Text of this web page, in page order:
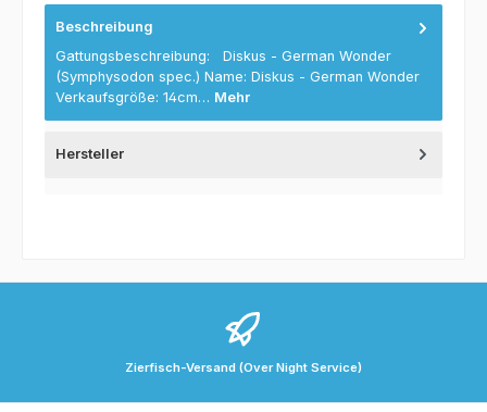
Beschreibung
Gattungsbeschreibung: Diskus - German Wonder
(Symphysodon spec.) Name: Diskus - German Wonder
Verkaufsgröße: 14cm… Mehr
Hersteller
Zierfisch-Versand (Over Night Service)